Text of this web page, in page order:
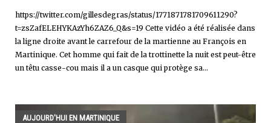
https://twitter.com/gillesdegras/status/1771871781709611290?
t=zsZafELEHYKAzYh6ZAZ6_Q&s=19 Cette vidéo a été réalisée dans
la ligne droite avant le carrefour de la martienne au François en
Martinique. Cet homme qui fait de la trottinette la nuit est peut-être
un têtu casse-cou mais il a un casque qui protège sa...
AUJOURD'HUI EN MARTINIQUE